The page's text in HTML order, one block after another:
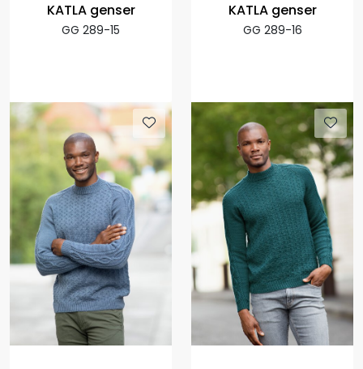
KATLA genser
GG 289-15
KATLA genser
GG 289-16